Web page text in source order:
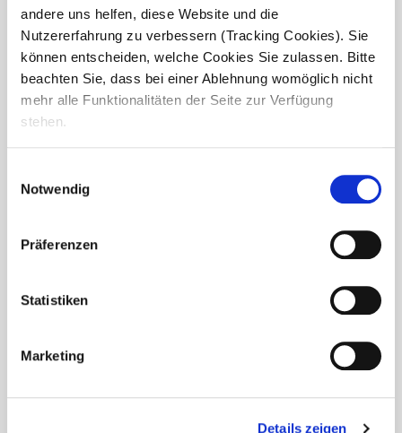
andere uns helfen, diese Website und die
Nutzererfahrung zu verbessern (Tracking Cookies). Sie
können entscheiden, welche Cookies Sie zulassen. Bitte
beachten Sie, dass bei einer Ablehnung womöglich nicht
mehr alle Funktionalitäten der Seite zur Verfügung
stehen.
Notwendig
Präferenzen
Statistiken
Marketing
Details zeigen
Am Heiligen Abend erhielt das Seniorendomizil Am
Grubenfeld besonderen Besuch: Das Christkind schaute bei
unseren Bewohnerinnen und Bewohnern vorbei.
Im Anschluss an den von Pfarrerin...
Adventsfeier im Seniorendomizil Am